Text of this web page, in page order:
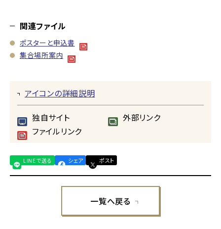
関連ファイル
ポスターと申込書
集合場所案内
アイコンの詳細説明
独自サイト
外部リンク
ファイルリンク
LINEで送る シェア ポスト
一覧へ戻る